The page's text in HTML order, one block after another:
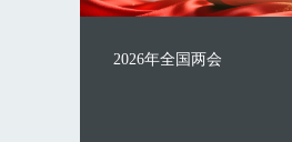
2026年全国两会